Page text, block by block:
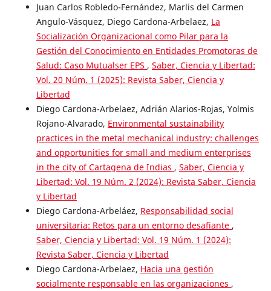
Juan Carlos Robledo-Fernández, Marlis del Carmen
Angulo-Vásquez, Diego Cardona-Arbelaez, La
Socialización Organizacional como Pilar para la
Gestión del Conocimiento en Entidades Promotoras de
Salud: Caso Mutualser EPS , Saber, Ciencia y Libertad:
Vol. 20 Núm. 1 (2025): Revista Saber, Ciencia y
Libertad
Diego Cardona-Arbelaez, Adrián Alarios-Rojas, Yolmis
Rojano-Alvarado, Environmental sustainability
practices in the metal mechanical industry: challenges
and opportunities for small and medium enterprises
in the city of Cartagena de Indias , Saber, Ciencia y
Libertad: Vol. 19 Núm. 2 (2024): Revista Saber, Ciencia
y Libertad
Diego Cardona-Arbeláez, Responsabilidad social
universitaria: Retos para un entorno desafiante ,
Saber, Ciencia y Libertad: Vol. 19 Núm. 1 (2024):
Revista Saber, Ciencia y Libertad
Diego Cardona-Arbelaez, Hacia una gestión
socialmente responsable en las organizaciones ,